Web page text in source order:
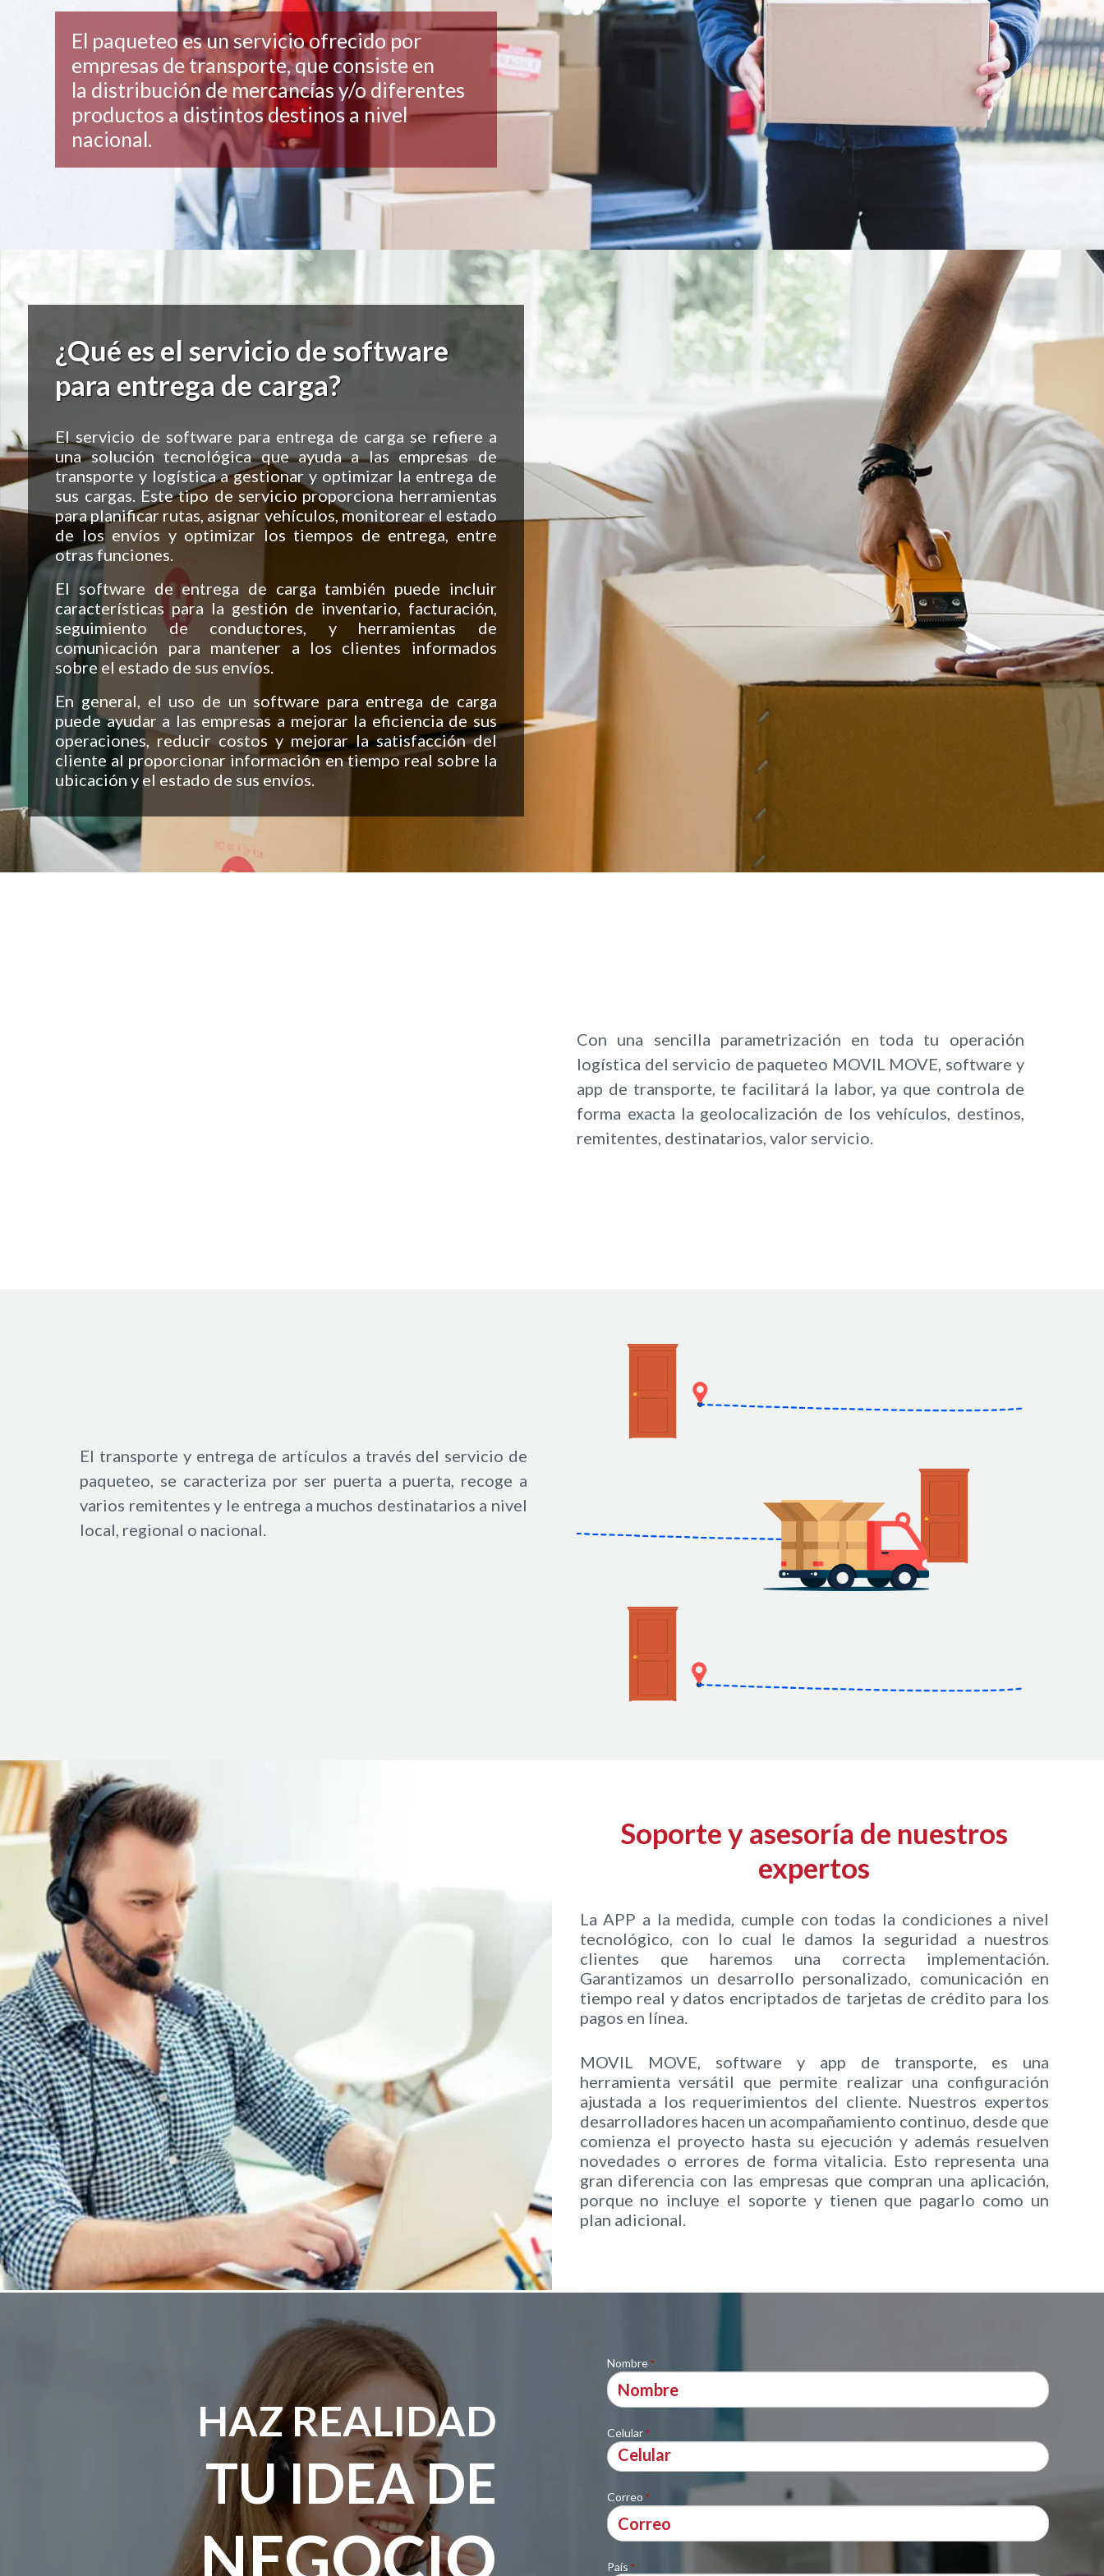
El paqueteo es un servicio ofrecido por
empresas de transporte, que consiste en
la distribución de mercancías y/o diferentes
productos a distintos destinos a nivel
nacional.
¿Qué es el servicio de software
para entrega de carga?
El servicio de software para entrega de carga se refiere a
una solución tecnológica que ayuda a las empresas de
transporte y logística a gestionar y optimizar la entrega de
sus cargas. Este tipo de servicio proporciona herramientas
para planificar rutas, asignar vehículos, monitorear el estado
de los envíos y optimizar los tiempos de entrega, entre
otras funciones.
El software de entrega de carga también puede incluir
características para la gestión de inventario, facturación,
seguimiento de conductores, y herramientas de
comunicación para mantener a los clientes informados
sobre el estado de sus envíos.
En general, el uso de un software para entrega de carga
puede ayudar a las empresas a mejorar la eficiencia de sus
operaciones, reducir costos y mejorar la satisfacción del
cliente al proporcionar información en tiempo real sobre la
ubicación y el estado de sus envíos.
Con una sencilla parametrización en toda tu operación
logística del servicio de paqueteo MOVIL MOVE, software y
app de transporte, te facilitará la labor, ya que controla de
forma exacta la geolocalización de los vehículos, destinos,
remitentes, destinatarios, valor servicio.
El transporte y entrega de artículos a través del servicio de
paqueteo, se caracteriza por ser puerta a puerta, recoge a
varios remitentes y le entrega a muchos destinatarios a nivel
local, regional o nacional.
Soporte y asesoría de nuestros
expertos
La APP a la medida, cumple con todas la condiciones a nivel
tecnológico, con lo cual le damos la seguridad a nuestros
clientes que haremos una correcta implementación.
Garantizamos un desarrollo personalizado, comunicación en
tiempo real y datos encriptados de tarjetas de crédito para los
pagos en línea.
MOVIL MOVE, software y app de transporte, es una
herramienta versátil que permite realizar una configuración
ajustada a los requerimientos del cliente. Nuestros expertos
desarrolladores hacen un acompañamiento continuo, desde que
comienza el proyecto hasta su ejecución y además resuelven
novedades o errores de forma vitalicia. Esto representa una
gran diferencia con las empresas que compran una aplicación,
porque no incluye el soporte y tienen que pagarlo como un
plan adicional.
HAZ REALIDAD
TU IDEA DE
NEGOCIO
Nombre*
Celular*
Correo*
País*